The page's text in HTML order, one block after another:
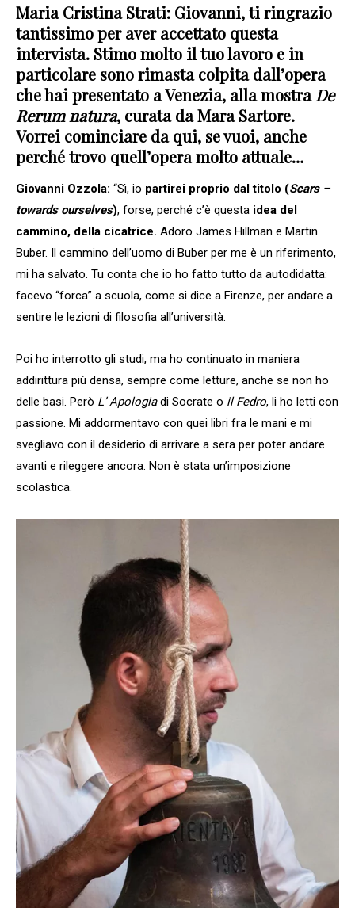
Maria Cristina Strati: Giovanni, ti ringrazio
tantissimo per aver accettato questa
intervista. Stimo molto il tuo lavoro e in
particolare sono rimasta colpita dall’opera
che hai presentato a Venezia, alla mostraDe
Rerum natura, curata da Mara Sartore.
Vorrei cominciare da qui, se vuoi, anche
perché trovo quell’opera molto attuale…
Giovanni Ozzola: “Sì, io partirei proprio dal titolo (Scars –
towards ourselves), forse, perché c’è questa idea del
cammino, della cicatrice. Adoro James Hillman e Martin
Buber. Il cammino dell’uomo di Buber per me è un riferimento,
mi ha salvato. Tu conta che io ho fatto tutto da autodidatta:
facevo “forca” a scuola, come si dice a Firenze, per andare a
sentire le lezioni di filosofia all’università.
Poi ho interrotto gli studi, ma ho continuato in maniera
addirittura più densa, sempre come letture, anche se non ho
delle basi. Però L’ Apologiadi Socrate o il Fedro, li ho letti con
passione. Mi addormentavo con quei libri fra le mani e mi
svegliavo con il desiderio di arrivare a sera per poter andare
avanti e rileggere ancora. Non è stata un’imposizione
scolastica.